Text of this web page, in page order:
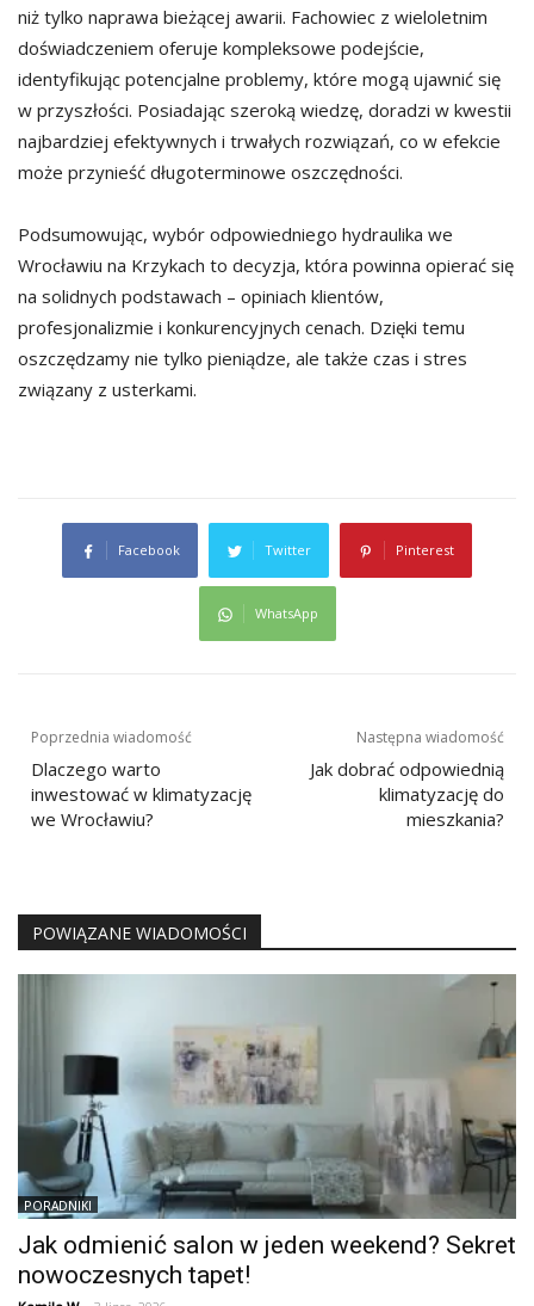
niż tylko naprawa bieżącej awarii. Fachowiec z wieloletnim
doświadczeniem oferuje kompleksowe podejście,
identyfikując potencjalne problemy, które mogą ujawnić się
w przyszłości. Posiadając szeroką wiedzę, doradzi w kwestii
najbardziej efektywnych i trwałych rozwiązań, co w efekcie
może przynieść długoterminowe oszczędności.
Podsumowując, wybór odpowiedniego hydraulika we
Wrocławiu na Krzykach to decyzja, która powinna opierać się
na solidnych podstawach – opiniach klientów,
profesjonalizmie i konkurencyjnych cenach. Dzięki temu
oszczędzamy nie tylko pieniądze, ale także czas i stres
związany z usterkami.
Facebook Twitter Pinterest
WhatsApp
Nawigacja
wpisu
Poprzednia wiadomość
Dlaczego warto
inwestować w klimatyzację
we Wrocławiu?
Następna wiadomość
Jak dobrać odpowiednią
klimatyzację do
mieszkania?
POWIĄZANE WIADOMOŚCI
PORADNIKI
Jak odmienić salon w jeden weekend? Sekret
nowoczesnych tapet!